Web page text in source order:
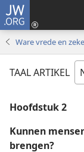
JW.ORG
Ware vrede en
TAAL ARTIKEL
Hoofdstuk2
Kunnen
brengen?